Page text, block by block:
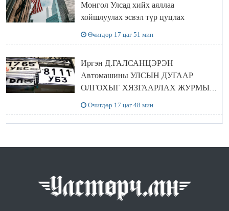
Монгол Улсад хийх аяллаа
хойшлуулах эсвэл түр цуцлах
Өчигдөр 17 цаг 51 мин
Иргэн Д.ГАЛСАНЦЭРЭН
Автомашины УЛСЫН ДУГААР
ОЛГОХЫГ ХЯЗГААРЛАХ ЖУРМЫГ
Өчигдөр 17 цаг 48 мин